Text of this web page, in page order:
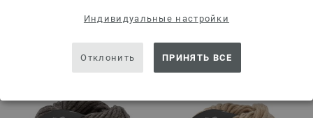
Индивидуальные настройки
Отклонить ПРИНЯТЬ ВСЕ
28-темно-зеленый 32-кофе мокко